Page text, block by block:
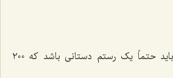
خُب حالا باید حتماً یک رستم دستانی باشد که 200